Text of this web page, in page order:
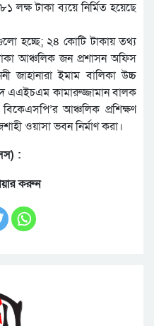
লক্ষ টাকা ব্যয়ে নির্মিত হয়েছে
হচ্ছে; ২৪ কোটি টাকায় তথ্য
আঞ্চলিক জন প্রশাসন অফিস
ইমাম বালিকা উচ্চ
এএইচএম কামারুজ্জামান বালক
আঞ্চলিক প্রশিক্ষণ
ওয়াসা ভবন নির্মাণ করা।
:
করুন